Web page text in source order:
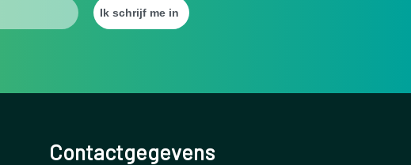
Contactgegevens